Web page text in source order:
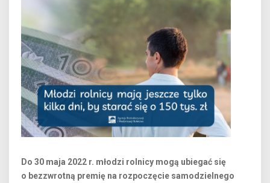
Do 30 maja 2022 r. młodzi rolnicy mogą ubiegać się
o bezzwrotną premię na rozpoczęcie samodzielnego